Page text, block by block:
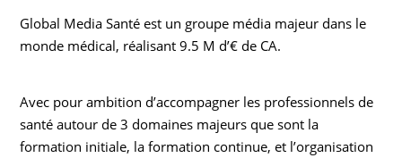
Global Media Santé est un groupe média majeur dans le
monde médical, réalisant 9.5 M d’€ de CA.
Avec pour ambition d’accompagner les professionnels de
santé autour de 3 domaines majeurs que sont la
formation initiale, la formation continue, et l’organisation